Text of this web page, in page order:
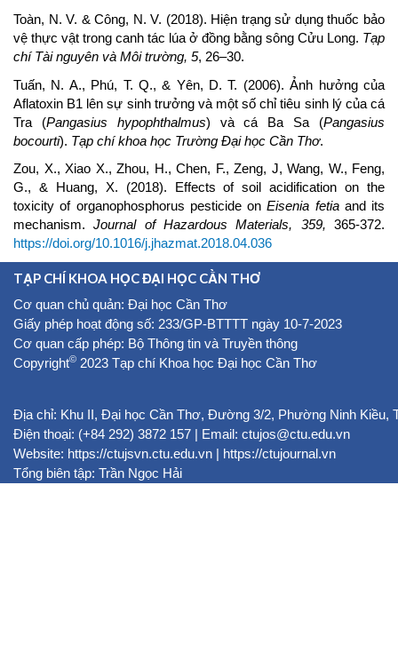
Toàn, N. V. & Công, N. V. (2018). Hiện trạng sử dụng thuốc bảo
vệ thực vật trong canh tác lúa ở đồng bằng sông Cửu Long. Tạp
chí Tài nguyên và Môi trường, 5, 26–30.
Tuấn, N. A., Phú, T. Q., & Yên, D. T. (2006). Ảnh hưởng của
Aflatoxin B1 lên sự sinh trưởng và một số chỉ tiêu sinh lý của cá
Tra (Pangasius hypophthalmus) và cá Ba Sa (Pangasius
bocourti). Tạp chí khoa học Trường Đại học Cần Thơ.
Zou, X., Xiao X., Zhou, H., Chen, F., Zeng, J, Wang, W., Feng,
G., & Huang, X. (2018). Effects of soil acidification on the
toxicity of organophosphorus pesticide onEisenia fetia and its
mechanism.Journal of Hazardous Materials, 359, 365-372.
https://doi.org/10.1016/j.jhazmat.2018.04.036
TẠP CHÍ KHOA HỌC ĐẠI HỌC CẦN THƠ
Cơ quan chủ quản: Đại học Cần Thơ
Giấy phép hoạt động số: 233/GP-BTTTT ngày 10-7-2023
Cơ quan cấp phép: Bộ Thông tin và Truyền thông
Copyright© 2023 Tạp chí Khoa học Đại học Cần Thơ
Địa chỉ: Khu II, Đại học Cần Thơ, Đường 3/2, Phường Ninh Kiều,
Điện thoại: (+84 292) 3872 157 | Email: ctujos@ctu.edu.vn
Website: https://ctujsvn.ctu.edu.vn | https://ctujournal.vn
Tổng biên tập: Trần Ngọc Hải